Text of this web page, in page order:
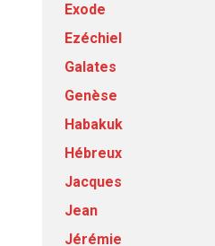
Exode
Ezéchiel
Galates
Genèse
Habakuk
Hébreux
Jacques
Jean
Jérémie